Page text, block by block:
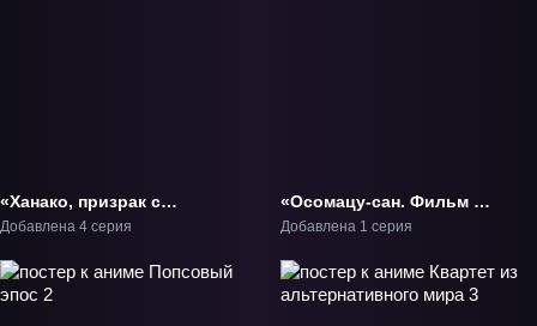
«Ханако, призрак с
внеклассными
Добавлена 4 серия
«Осомацу-сан. Фильм 2»
Фильм-2
Добавлена 1 серия